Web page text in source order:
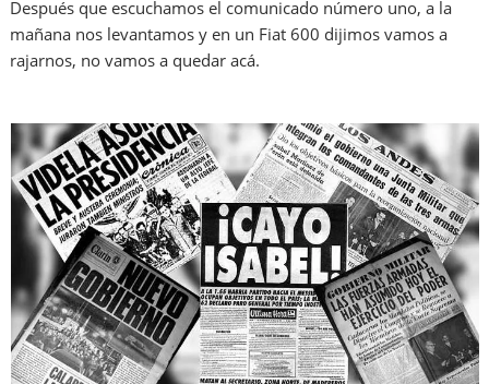
Después que escuchamos el comunicado número uno, a la
mañana nos levantamos y en un Fiat 600 dijimos vamos a
rajarnos, no vamos a quedar acá.